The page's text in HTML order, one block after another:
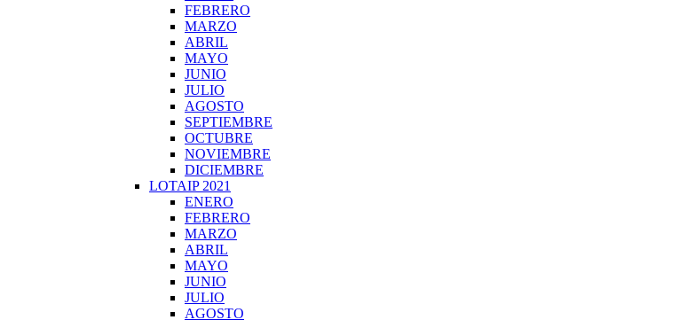
FEBRERO
MARZO
ABRIL
MAYO
JUNIO
JULIO
AGOSTO
SEPTIEMBRE
OCTUBRE
NOVIEMBRE
DICIEMBRE
LOTAIP 2021
ENERO
FEBRERO
MARZO
ABRIL
MAYO
JUNIO
JULIO
AGOSTO